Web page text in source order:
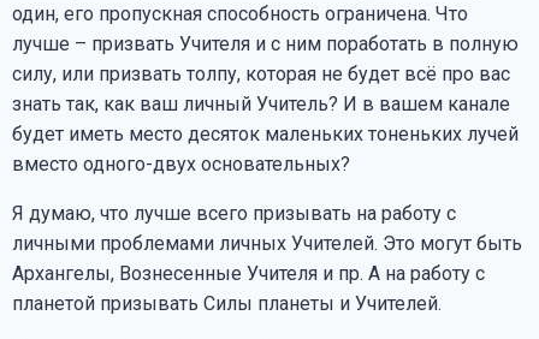
один, его пропускная способность ограничена. Что
лучше – призвать Учителя и с ним поработать в полную
силу, или призвать толпу, которая не будет всё про вас
знать так, как ваш личный Учитель? И в вашем канале
будет иметь место десяток маленьких тоненьких лучей
вместо одного-двух основательных?
Я думаю, что лучше всего призывать на работу с
личными проблемами личных Учителей. Это могут быть
Архангелы, Вознесенные Учителя и пр. А на работу с
планетой призывать Силы планеты и Учителей.